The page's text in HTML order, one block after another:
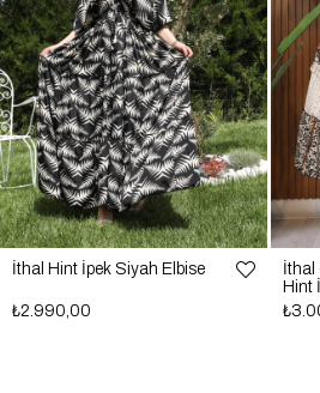
Ürün Göğüs: 100 cm
Sırt Yırtmaç Derinliği Omuzdan İtibaren
İthal Hint İpek Siyah Elbise
₺2.990,00
İthal
Hint